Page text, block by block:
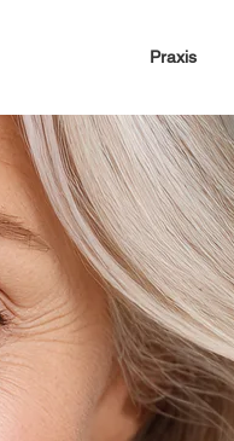
Praxis